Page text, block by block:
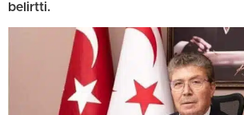
belirtti.